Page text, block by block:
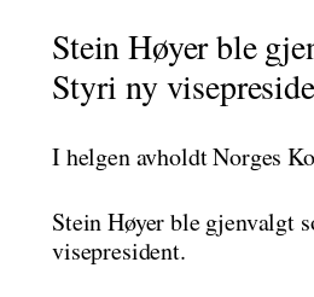
Stein Høyer ble
Styri ny
I helgen avholdt Norges
Stein Høyer ble gjenvalgt
visepresident.